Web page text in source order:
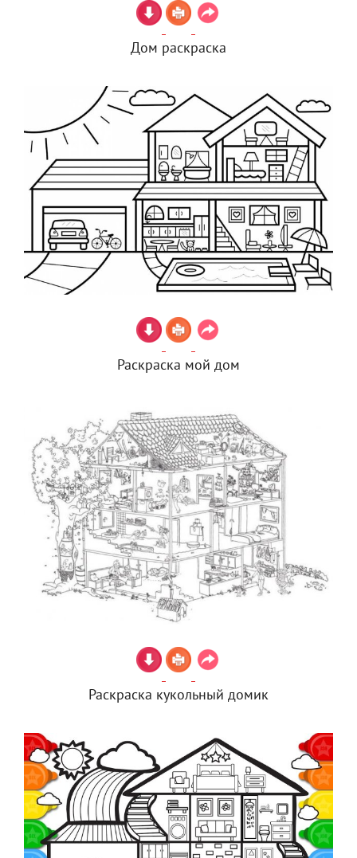
Дом раскраска
Раскраска мой дом
Раскраска кукольный домик